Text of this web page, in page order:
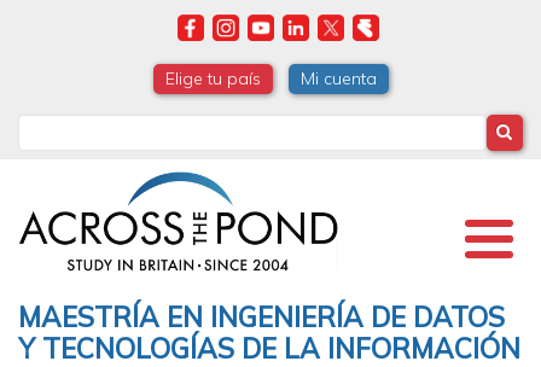
Elige tu país Mi cuenta
MAESTRÍA EN INGENIERÍA DE DATOS
Y TECNOLOGÍAS DE LA INFORMACIÓN